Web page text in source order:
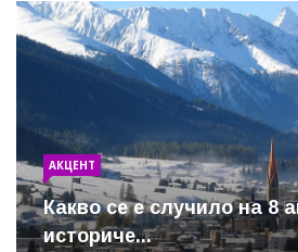
АКЦЕНТ
Какво се е случило на 8
историче...